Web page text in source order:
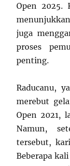
Open 2025.
juga
proses
penting.
Raducanu,
merebut
Open 2021,
Namun,
tersebut,
Beberapa